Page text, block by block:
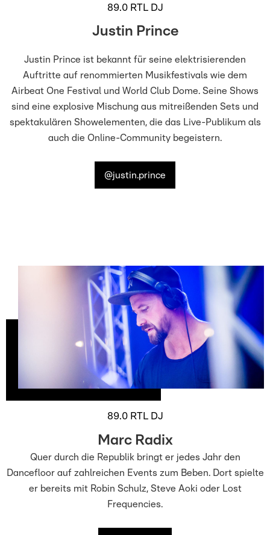
89.0 RTL DJ
Justin Prince
Justin Prince ist bekannt für seine elektrisierenden
Auftritte auf renommierten Musikfestivals wie dem
Airbeat One Festival und World Club Dome. Seine Shows
sind eine explosive Mischung aus mitreißenden Sets und
spektakulären Showelementen, die das Live-Publikum als
auch die Online-Community begeistern.
@justin.prince
89.0 RTL DJ
Marc Radix
Quer durch die Republik bringt er jedes Jahr den
Dancefloor auf zahlreichen Events zum Beben. Dort spielte
er bereits mit Robin Schulz, Steve Aoki oder Lost
Frequencies.